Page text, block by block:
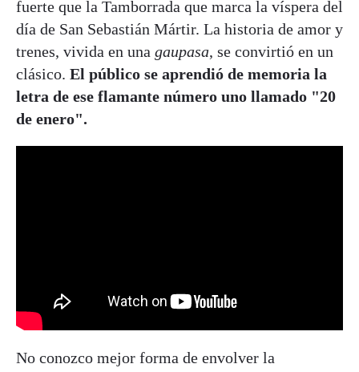
fuerte que la Tamborrada que marca la víspera del
día de San Sebastián Mártir. La historia de amor y
trenes, vivida en una gaupasa, se convirtió en un
clásico. El público se aprendió de memoria la
letra de ese flamante número uno llamado "20
de enero".
No conozco mejor forma de envolver la